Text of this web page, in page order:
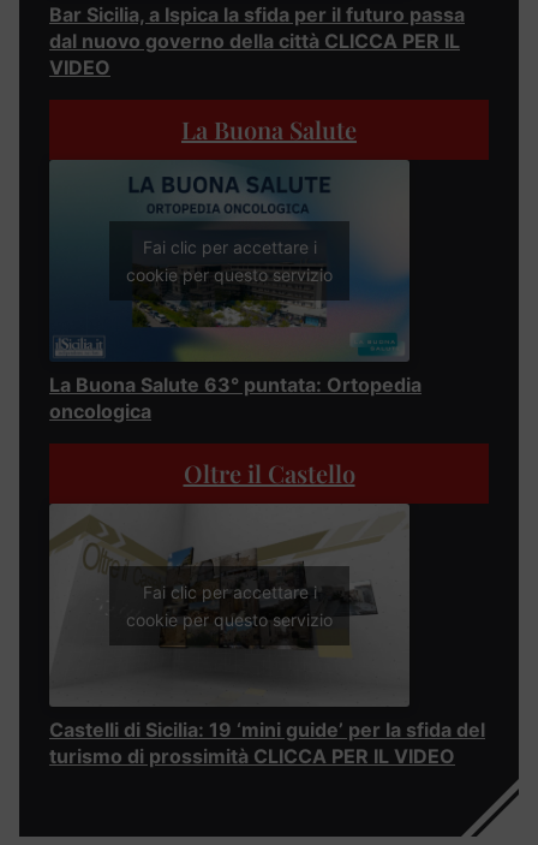
Bar Sicilia, a Ispica la sfida per il futuro passa
dal nuovo governo della città CLICCA PER IL
VIDEO
La Buona Salute
Fai clic per accettare i
cookie per questo servizio
La Buona Salute 63° puntata: Ortopedia
oncologica
Oltre il Castello
Fai clic per accettare i
cookie per questo servizio
Castelli di Sicilia: 19 ‘mini guide’ per la sfida del
turismo di prossimità CLICCA PER IL VIDEO